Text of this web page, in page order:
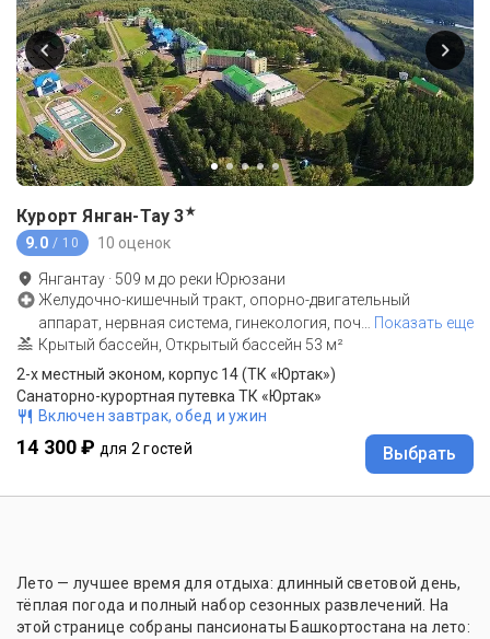
Курорт Янган-Тау 3★
9.0 / 10 10 оценок
Янгантау · 509 м до реки Юрюзани
Желудочно-кишечный тракт, опорно-двигательный
аппарат, нервная система, гинекология, поч
Показать еще
Крытый бассейн, Открытый бассейн 53 м²
2-х местный эконом, корпус 14 (ТК «Юртак»)
Санаторно-курортная путевка ТК «Юртак»
Включен завтрак, обед и ужин
14 300 ₽ для 2 гостей Выбрать
Лето — лучшее время для отдыха: длинный световой день,
тёплая погода и полный набор сезонных развлечений. На
этой странице собраны пансионаты Башкортостана на лето: